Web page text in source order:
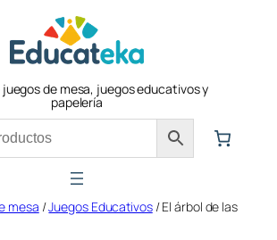
juegos de mesa, juegos educativos y
papelería
mesa /Juegos Educativos/ El árbol de las